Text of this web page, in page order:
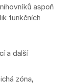
aspoň
funkčních
a další
zóna,